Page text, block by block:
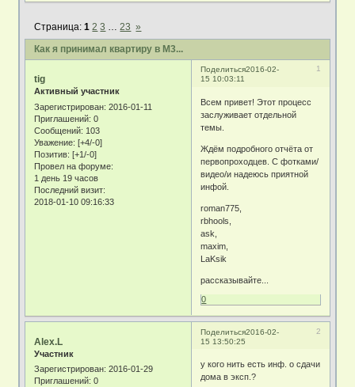
Как я принимал квартиру в М3...
Страница:1 2 3 23 »
Поделиться 1
2016-02-
15 10:03:11
tig
Активный участник
Зарегистрирован: 2016-01-11
Приглашений: 0
Сообщений: 103
Уважение: [+4/-0]
Позитив: [+1/-0]
Провел на форуме:
1 день 19 часов
Последний визит:
2018-01-10 09:16:33
Всем привет! Этот процесс
заслуживает отдельной
темы.
Ждём подробного отчёта от
первопроходцев. С фотками/
видео/и надеюсь приятной
инфой.
roman775,
rbhools,
ask,
maxim,
LaKsik
рассказывайте...
0
Поделиться 2
2016-02-
15 13:50:25
Alex.L
Участник
Зарегистрирован: 2016-01-29
Приглашений: 0
у кого нить есть инф. о сдачи
дома в эксп.?